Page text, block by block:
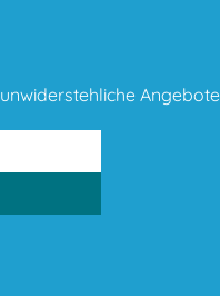
unwiderstehliche Angebote